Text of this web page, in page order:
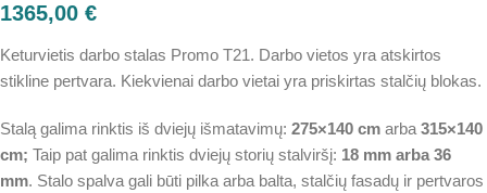
1365,00 €
Keturvietis darbo stalas Promo T21. Darbo vietos yra atskirtos
stikline pertvara. Kiekvienai darbo vietai yra priskirtas stalčių blokas.
Stalą galima rinktis iš dviejų išmatavimų: 275×140 cm arba 315×140
cm; Taip pat galima rinktis dviejų storių stalviršį: 18 mm arba 36
mm. Stalo spalva gali būti pilka arba balta, stalčių fasadų ir pertvaros